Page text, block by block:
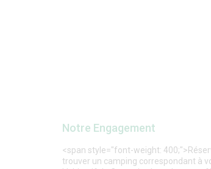
Notre Engagement
<span style="font-weight:
trouver un camping correspondant à